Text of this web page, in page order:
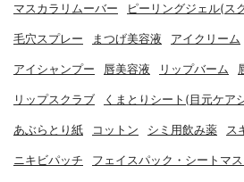
マスカラリムーバー ピーリングジェル(ス
毛穴スプレー まつげ美容液 アイクリーム
アイシャンプー 唇美容液 リップバーム
リップスクラブ くまとりシート(目元ケア
あぶらとり紙 コットン シミ用飲み薬 ス
ニキビパッチ フェイスパック・シートマス